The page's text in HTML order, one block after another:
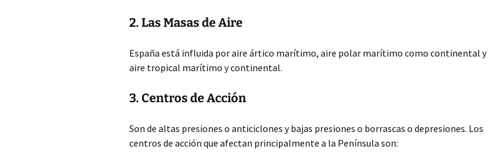
2. Las Masas de Aire
España está influida por aire ártico marítimo, aire polar marítimo como continental y
aire tropical marítimo y continental.
3. Centros de Acción
Son de altas presiones o anticiclones y bajas presiones o borrascas o depresiones. Los
centros de acción que afectan principalmente a la Península son: